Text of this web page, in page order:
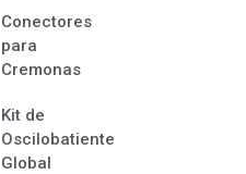
Conectores
para
Cremonas
Kit de
Oscilobatiente
Global